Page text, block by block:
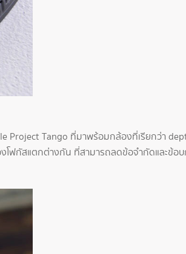
Project Tango ที่มาพร้อมกล้องที่เรียกว่า
โฟกัสแตกต่างกัน ที่สามารถลดข้อจำกัดและข้